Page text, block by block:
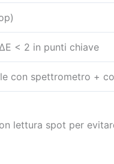
< 2 in punti chiave
con spettrometro +
lettura spot per